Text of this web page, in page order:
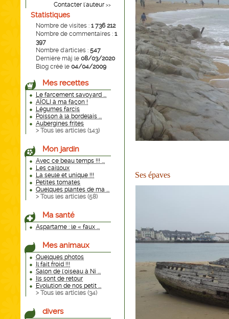
Contacter l'auteur >>
Statistiques
Nombre de visites : 1 736 212
Nombre de commentaires : 1
397
Nombre d'articles : 547
Dernière màj le 08/03/2020
Blog créé le 04/04/2009
Mes recettes
Le farcement savoyard ...
AÏOLI à ma façon !
Légumes farcis
Poisson à la bordelais ...
Aubergines frites
> Tous les articles (143)
Mon jardin
Avec ce beau temps !!! ...
Les cailloux
La seule et unique !!!
Petites tomates
Quelques plantes de ma ...
> Tous les articles (58)
Ma santé
Aspartame : le « faux ...
Mes animaux
Quelques photos
Il fait froid !!!
Salon de l'oiseau à Ni ...
Ils sont de retour
Evolution de nos petit ...
> Tous les articles (34)
divers
Ses épaves